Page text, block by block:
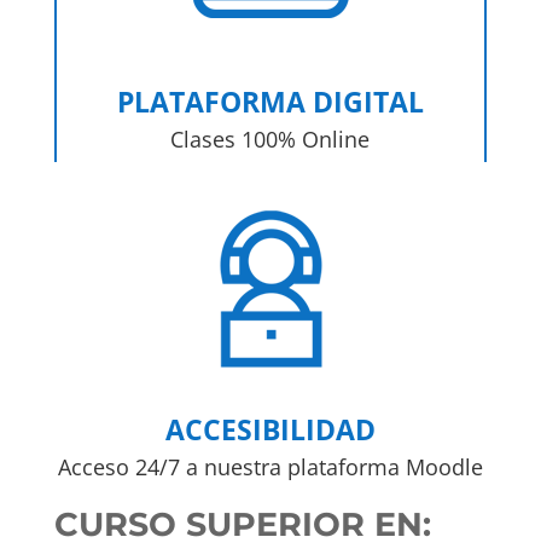
PLATAFORMA DIGITAL
Clases 100% Online
ACCESIBILIDAD
Acceso 24/7 a nuestra plataforma Moodle
CURSO SUPERIOR EN: